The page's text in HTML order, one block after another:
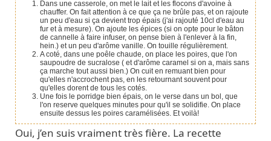
Dans une casserole, on met le lait et les flocons d'avoine à
chauffer. On fait attention à ce que ça ne brûle pas, et on rajoute
un peu d'eau si ça devient trop épais (j'ai rajouté 10cl d'eau au
fur et à mesure). On ajoute les épices (si on opte pour le bâton
de cannelle à faire infuser, on pense bien à l'enlever à la fin,
hein.) et un peu d'arôme vanille. On touille régulièrement.
A coté, dans une poêle chaude, on place les poires, que l'on
saupoudre de sucralose ( et d'arôme caramel si on a, mais sans
ça marche tout aussi bien.) On cuit en remuant bien pour
qu'elles n'accrochent pas, en les retournant souvent pour
qu'elles dorent de tous les cotés.
Une fois le porridge bien épais, on le verse dans un bol, que
l'on reserve quelques minutes pour qu'il se solidifie. On place
ensuite dessus les poires caramélisées. Et voilà!
Oui, j’en suis vraiment très fière. La recette